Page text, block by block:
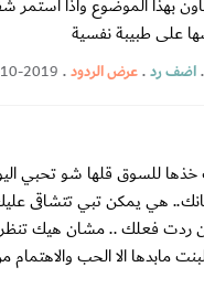
على طبيبة نفسية
.اضف رد.عرض الردود.
2019
خذها للسوق قلها شو تحبي
هي يمكن تبي تتشاقى
ردت فعلك .. مشان هيك
مابدها الا الحب والاهتمام